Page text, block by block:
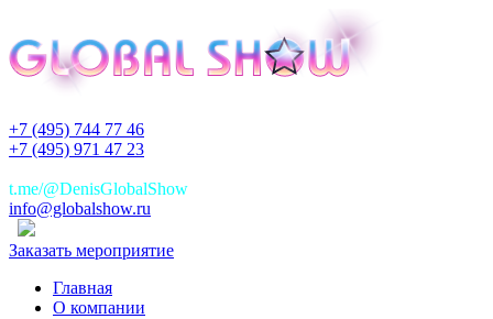
+7 (495) 744 77 46
+7 (495) 971 47 23
t.me/@DenisGlobalShow
info@globalshow.ru
Заказать мероприятие
Главная
О компании